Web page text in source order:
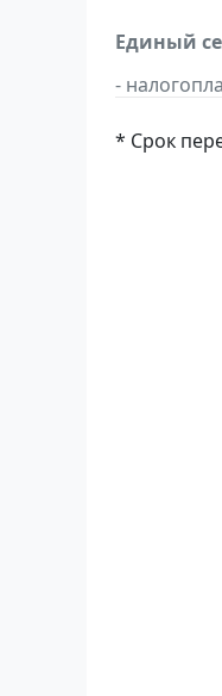
Единый
-
* Срок